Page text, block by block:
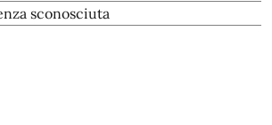
sconosciuta